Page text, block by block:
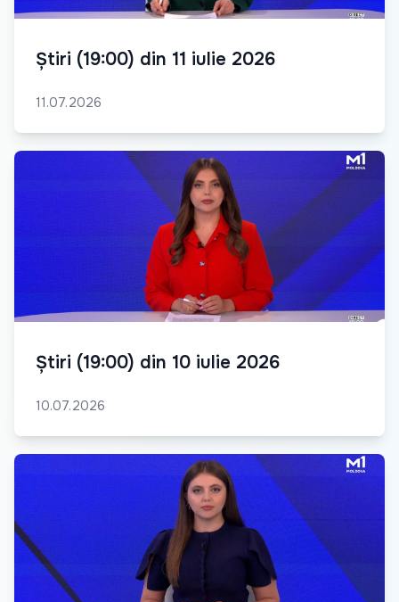
Știri (19:00) din 11 iulie 2026
11.07.2026
Știri (19:00) din 10 iulie 2026
10.07.2026